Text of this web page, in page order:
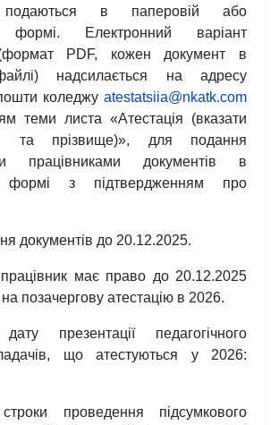
подаються в паперовій або
формі. Електронний варіант
(формат РDF, кожен документ в
надсилається на адресу
коледжу atestatsiia@nkatk.com
теми листа «Атестація (вказати
та прізвище)», для подання
працівниками документів в
формі з підтвердженням про
документів до 20.12.2025.
працівник має право до 20.12.2025
позачергову атестацію в 2026.
презентації педагогічного
що атестуються у 2026:
проведення підсумкового